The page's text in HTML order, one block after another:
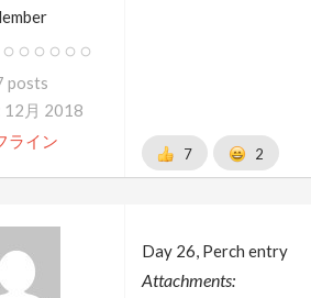
posts
12月 2018
ライン
7 2
Day 26, Perch entry
Attachments: